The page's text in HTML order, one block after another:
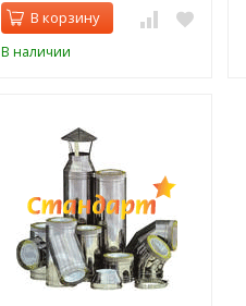
В корзину
В наличии